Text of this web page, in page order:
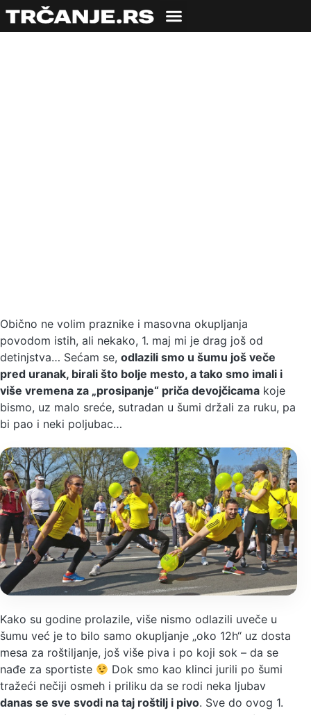
Obično ne volim praznike i masovna okupljanja
povodom istih, ali nekako, 1. maj mi je drag još od
detinjstva… Sećam se, odlazili smo u šumu još veče
pred uranak, birali što bolje mesto, a tako smo imali i
više vremena za „prosipanje“ priča devojčicama koje
bismo, uz malo sreće, sutradan u šumi držali za ruku, pa
bi pao i neki poljubac…
Kako su godine prolazile, više nismo odlazili uveče u
šumu već je to bilo samo okupljanje „oko 12h“ uz dosta
mesa za roštiljanje, još više piva i po koji sok – da se
nađe za sportiste
Dok smo kao klinci jurili po šumi
tražeći nečiji osmeh i priliku da se rodi neka ljubav
danas se sve svodi na taj roštilj i pivo. Sve do ovog 1.